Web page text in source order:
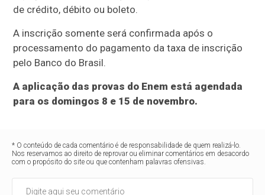
de crédito, débito ou boleto.
A inscrição somente será confirmada após o
processamento do pagamento da taxa de inscrição
pelo Banco do Brasil.
A aplicação das provas do Enem está agendada
para os domingos 8 e 15 de novembro.
* O conteúdo de cada comentário é de responsabilidade de quem realizá-lo.
Nos reservamos ao direito de reprovar ou eliminar comentários em desacordo
com o propósito do site ou que contenham palavras ofensivas.